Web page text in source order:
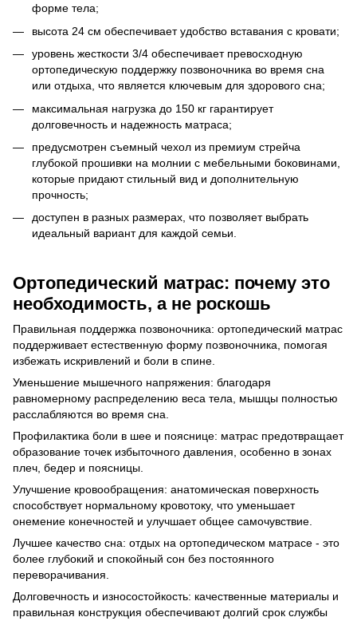
форме тела;
высота 24 см обеспечивает удобство вставания с кровати;
уровень жесткости 3/4 обеспечивает превосходную
ортопедическую поддержку позвоночника во время сна
или отдыха, что является ключевым для здорового сна;
максимальная нагрузка до 150 кг гарантирует
долговечность и надежность матраса;
предусмотрен съемный чехол из премиум стрейча
глубокой прошивки на молнии с мебельными боковинами,
которые придают стильный вид и дополнительную
прочность;
доступен в разных размерах, что позволяет выбрать
идеальный вариант для каждой семьи.
Ортопедический матрас: почему это
необходимость, а не роскошь
Правильная поддержка позвоночника: ортопедический матрас
поддерживает естественную форму позвоночника, помогая
избежать искривлений и боли в спине.
Уменьшение мышечного напряжения: благодаря
равномерному распределению веса тела, мышцы полностью
расслабляются во время сна.
Профилактика боли в шее и пояснице: матрас предотвращает
образование точек избыточного давления, особенно в зонах
плеч, бедер и поясницы.
Улучшение кровообращения: анатомическая поверхность
способствует нормальному кровотоку, что уменьшает
онемение конечностей и улучшает общее самочувствие.
Лучшее качество сна: отдых на ортопедическом матрасе - это
более глубокий и спокойный сон без постоянного
переворачивания.
Долговечность и износостойкость: качественные материалы и
правильная конструкция обеспечивают долгий срок службы